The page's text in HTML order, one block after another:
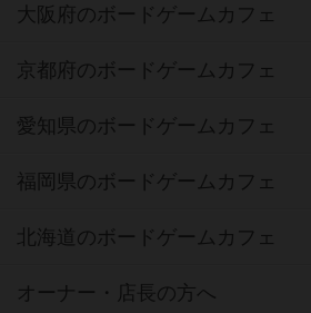
大阪府のボードゲームカフェ
京都府のボードゲームカフェ
愛知県のボードゲームカフェ
福岡県のボードゲームカフェ
北海道のボードゲームカフェ
オーナー・店長の方へ